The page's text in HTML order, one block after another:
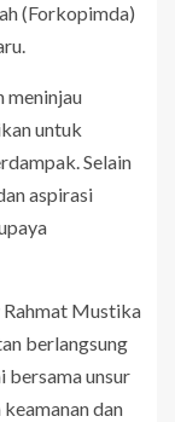
(Forkopimda)
meninjau
untuk
Selain
aspirasi
Mustika
berlangsung
bersama unsur
dan